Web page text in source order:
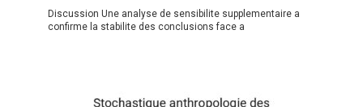
Discussion Une analyse de sensibilite supplementaire a
confirme la stabilite des conclusions face a